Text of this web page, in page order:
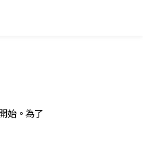
始。為了